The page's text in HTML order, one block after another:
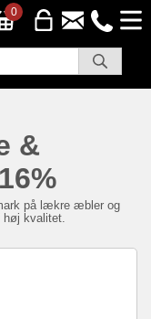
0
&
på lækre æbler og
høj kvalitet.